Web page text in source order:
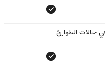
حالات الطوارئ